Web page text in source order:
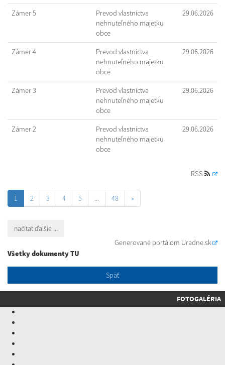
Zámer 5
Prevod vlastníctva
nehnuteľného majetku
obce
29.06.2026
Zámer 4
Prevod vlastníctva
nehnuteľného majetku
obce
29.06.2026
Zámer 3
Prevod vlastníctva
nehnuteľného majetku
obce
29.06.2026
Zámer 2
Prevod vlastníctva
nehnuteľného majetku
obce
29.06.2026
RSS
1 2 3 4 5 ... 48 »
načítať ďalšie ...
Generované portálom Uradne.sk
Všetky dokumenty TU
Späť
FOTOGALÉRIA